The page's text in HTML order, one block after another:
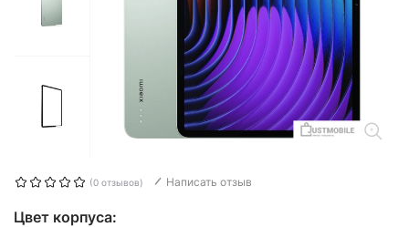
(0 отзывов) Написать отзыв
Цвет корпуса: